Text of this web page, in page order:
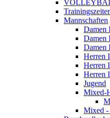
Mannschaften
Damen
Damen
Damen
Herren I
Herren
Herren
Jugend
Mixed-
Mixed -